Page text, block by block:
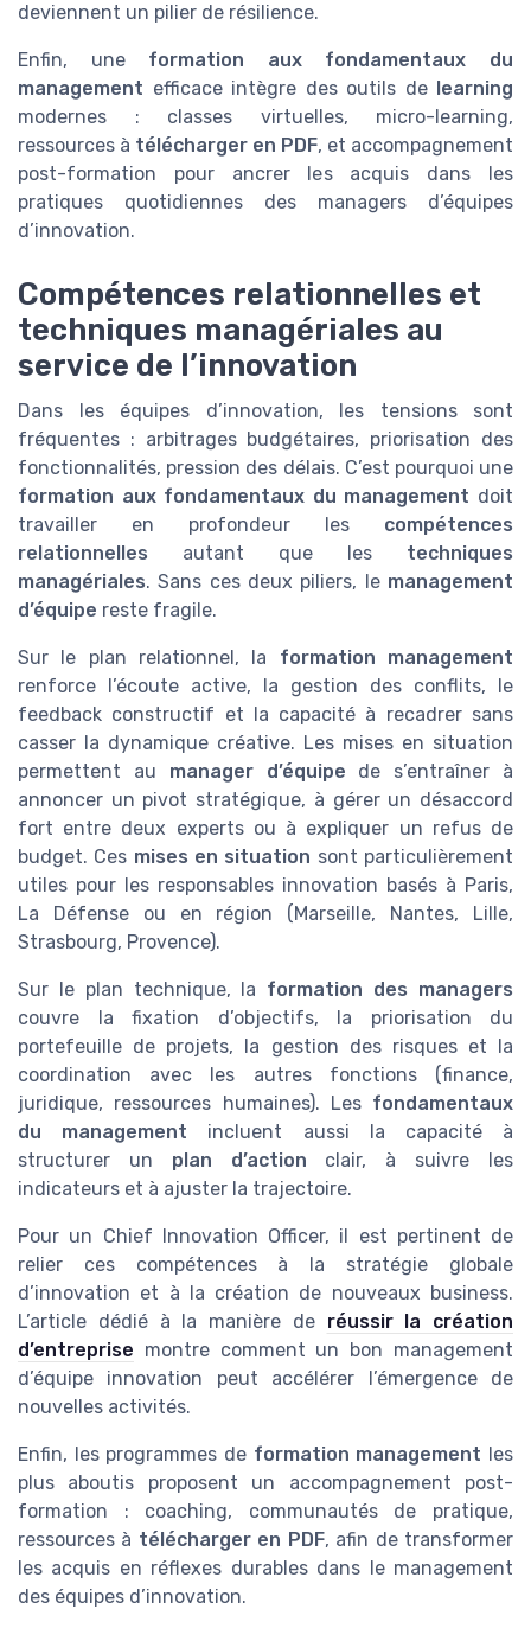
deviennent un pilier de résilience.
Enfin, une formation aux fondamentaux du
management efficace intègre des outils de learning
modernes : classes virtuelles, micro-learning,
ressources à télécharger en PDF, et accompagnement
post-formation pour ancrer les acquis dans les
pratiques quotidiennes des managers d’équipes
d’innovation.
Compétences relationnelles et
techniques managériales au
service de l’innovation
Dans les équipes d’innovation, les tensions sont
fréquentes : arbitrages budgétaires, priorisation des
fonctionnalités, pression des délais. C’est pourquoi une
formation aux fondamentaux du management doit
travailler en profondeur les compétences
relationnelles autant que les techniques
managériales. Sans ces deux piliers, le management
d’équipe reste fragile.
Sur le plan relationnel, la formation management
renforce l’écoute active, la gestion des conflits, le
feedback constructif et la capacité à recadrer sans
casser la dynamique créative. Les mises en situation
permettent au manager d’équipe de s’entraîner à
annoncer un pivot stratégique, à gérer un désaccord
fort entre deux experts ou à expliquer un refus de
budget. Ces mises en situation sont particulièrement
utiles pour les responsables innovation basés à Paris,
La Défense ou en région (Marseille, Nantes, Lille,
Strasbourg, Provence).
Sur le plan technique, la formation des managers
couvre la fixation d’objectifs, la priorisation du
portefeuille de projets, la gestion des risques et la
coordination avec les autres fonctions (finance,
juridique, ressources humaines). Les fondamentaux
du management incluent aussi la capacité à
structurer un plan d’action clair, à suivre les
indicateurs et à ajuster la trajectoire.
Pour un Chief Innovation Officer, il est pertinent de
relier ces compétences à la stratégie globale
d’innovation et à la création de nouveaux business.
L’article dédié à la manière de réussir la création
d’entreprise montre comment un bon management
d’équipe innovation peut accélérer l’émergence de
nouvelles activités.
Enfin, les programmes de formation management les
plus aboutis proposent un accompagnement post-
formation : coaching, communautés de pratique,
ressources à télécharger en PDF, afin de transformer
les acquis en réflexes durables dans le management
des équipes d’innovation.